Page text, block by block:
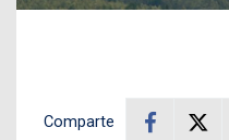
Comparte